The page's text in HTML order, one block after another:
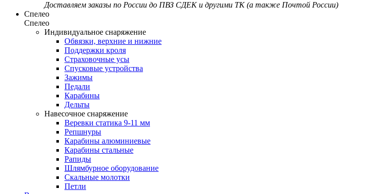
Доставляем заказы по России до ПВЗ СДЕК и другими ТК (а также Почтой России)
Спелео
Спелео
Индивидуальное снаряжение
Обвязки, верхние и нижние
Поддержки кроля
Страховочные усы
Спусковые устройства
Зажимы
Педали
Карабины
Дельты
Навесочное снаряжение
Веревки статика 9-11 мм
Репшнуры
Карабины алюминиевые
Карабины стальные
Рапиды
Шлямбурное оборудование
Скальные молотки
Петли